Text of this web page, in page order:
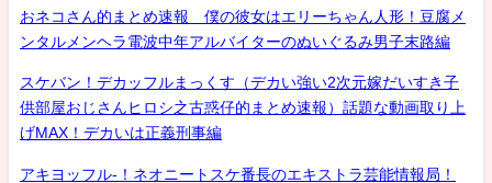
おネコさん的まとめ速報 僕の彼女はエリーちゃん人形！豆腐メ
ンタルメンヘラ電波中年アルバイターのぬいぐるみ男子末路編
スケバン！デカッフルまっくす（デカい強い2次元嫁だいすき子
供部屋おじさんヒロシ之古惑仔的まとめ速報）話題な動画取り上
げMAX！デカいは正義刑事編
アキヨッフル-！ネオニートスケ番長のエキストラ芸能情報局！